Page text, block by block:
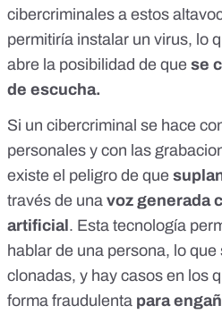
cibercriminales a estos
permitiría instalar un virus, lo
abre la posibilidad de que se
de escucha.
Si un cibercriminal se hace
personales y con las
existe el peligro de que
través de una voz generada
artificial . Esta tecnología
hablar de una persona, lo
clonadas, y hay casos en los
forma fraudulenta para